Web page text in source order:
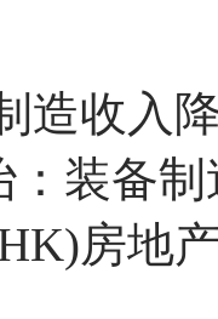
造收入
装备制
房地